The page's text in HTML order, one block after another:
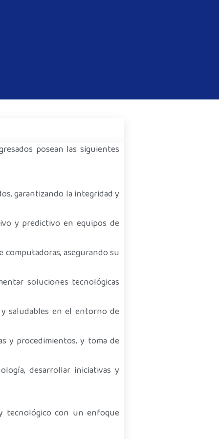
posean las siguientes
garantizando la integridad y
y predictivo en equipos de
asegurando su
soluciones tecnológicas
saludables en el entorno de
y procedimientos, y toma de
desarrollar iniciativas y
tecnológico con un enfoque